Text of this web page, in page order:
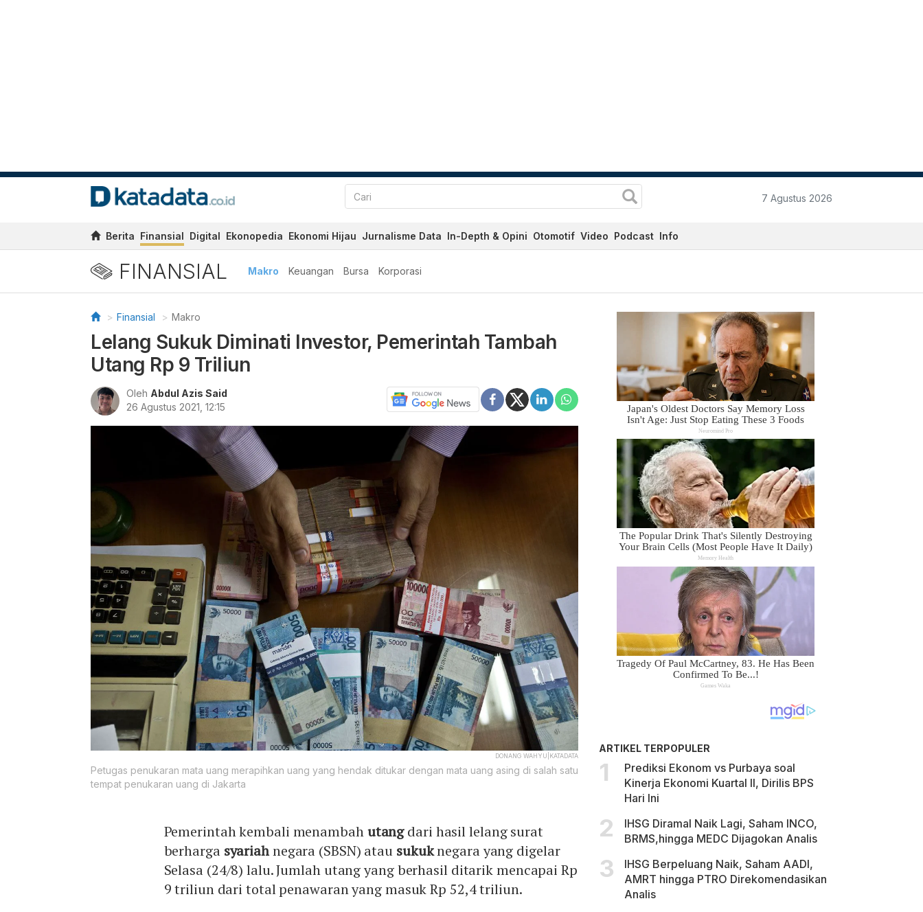
7 Agustus 2026
Berita Finansial Digital Ekonopedia Ekonomi Hijau Jurnalisme Data In-Depth & Opini Otomotif Video Podcast Info
FINANSIAL Makro Keuangan Bursa Korporasi
Finansial Makro
Lelang Sukuk Diminati Investor, Pemerintah Tambah
Utang Rp 9 Triliun
Oleh Abdul Azis Said
26 Agustus 2021, 12:15
DONANG WAHYU|KATADATA
Petugas penukaran mata uang merapihkan uang yang hendak ditukar dengan mata uang asing di salah satu
tempat penukaran uang di Jakarta
Pemerintah kembali menambahutangdari hasil lelang surat
berharga syariahnegara (SBSN) atau sukuknegara yang digelar
Selasa (24/8) lalu. Jumlah utang yang berhasil ditarik mencapai Rp
9 triliun dari total penawaran yang masuk Rp 52,4 triliun.
ARTIKEL TERPOPULER
Prediksi Ekonom vs Purbaya soal
Kinerja Ekonomi Kuartal II, Dirilis BPS
Hari Ini
IHSG Diramal Naik Lagi, Saham INCO,
BRMS,hingga MEDC Dijagokan Analis
IHSG Berpeluang Naik, Saham AADI,
AMRT hingga PTRO Direkomendasikan
Analis